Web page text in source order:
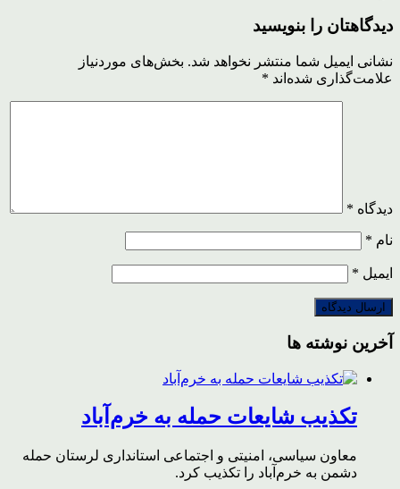
دیدگاهتان را بنویسید
نشانی ایمیل شما منتشر نخواهد شد. بخش‌های موردنیاز
علامت‌گذاری شده‌اند *
دیدگاه *
نام *
ایمیل *
آخرین نوشته ها
تکذیب شایعات حمله به خرم‌آباد
معاون سیاسی، امنیتی و اجتماعی استانداری لرستان حمله
دشمن به خرم‌آباد را تکذیب کرد.